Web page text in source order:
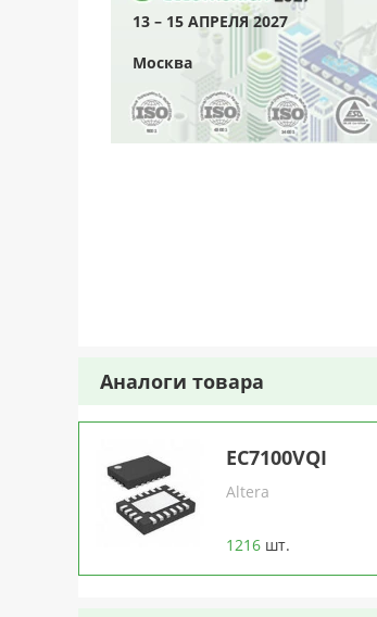
13 – 15 АПРЕЛЯ 2027
Москва
Аналоги товара
EC7100VQI
Altera
1216 шт.